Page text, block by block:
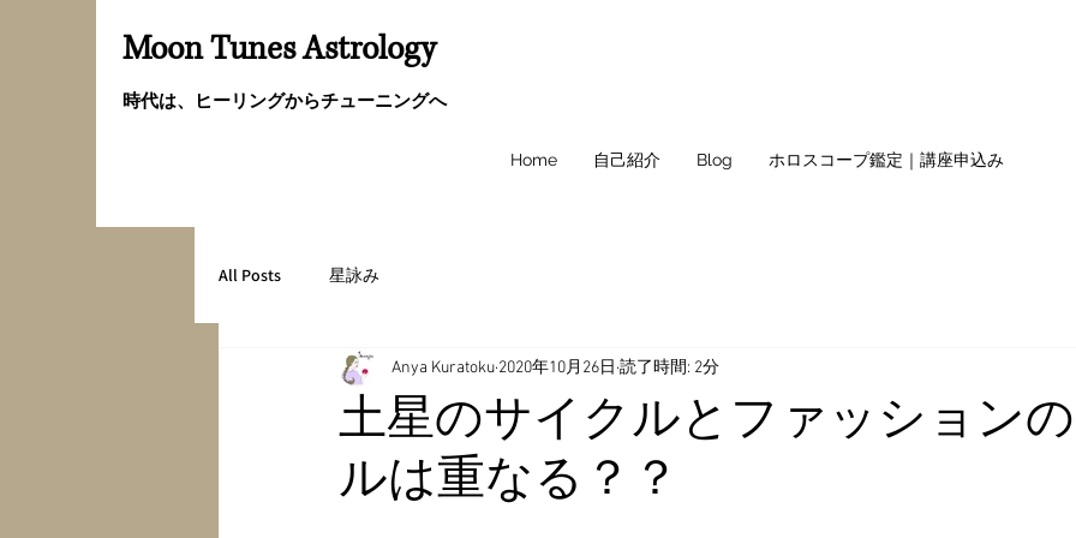
Moon Tunes Astrology
時代は、ヒーリングからチューニングへ
Home 自己紹介 Blog ホロスコープ鑑定｜講座申込み
All Posts 星詠み
土星のサイクルとファッション
ルは重なる？？
Anya Kuratoku 2020年10月26日 読了時間: 2分